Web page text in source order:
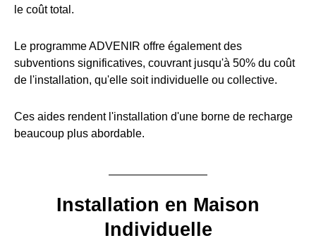
le coût total.
Le programme ADVENIR offre également des
subventions significatives, couvrant jusqu'à 50% du coût
de l'installation, qu'elle soit individuelle ou collective.
Ces aides rendent l'installation d'une borne de recharge
beaucoup plus abordable.
Installation en Maison
Individuelle